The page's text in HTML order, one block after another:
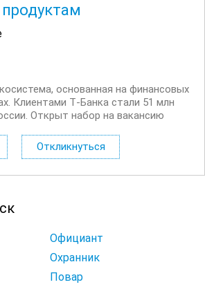
основанная на финансовых
Клиентами Т‑Банка стали 51 млн
Открыт набор на вакансию
клиентов по
на входящих звонках...
Откликнуться
Официант
Охранник
Повар